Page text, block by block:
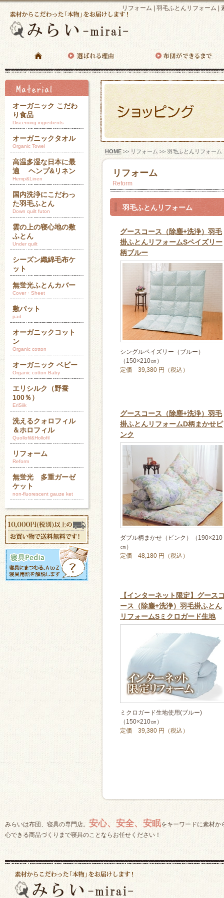
リフォーム | 羽毛ふとんリフォーム |
オーガニック こだわ
り食品
Discerning ingredients
オーガニックタオル
Organic Towel
高温多湿な日本に最
適 ヘンプ&リネン
Hemp&Linen
国内洗浄にこだわっ
た羽毛ふとん
Down quilt futon
雲の上の寝心地の敷
ふとん
Under quilt
シーズン織綿毛布ケ
ット
無蛍光ふとんカバー
Cover・Sheet
敷パット
pad
オーガニックコット
ン
Organic cotton
オーガニック ベビー
Organic cotton Baby
エリシルク（野蚕
100％）
EriSiik
洗えるクォロフィル
＆ホロフィル
Quollofil&Hollofil
リフォーム
Reform
無蛍光 多重ガーゼ
ケット
non-fluorescent gauze ket
HOME >> リフォーム >> 羽毛ふとんリフォーム
リフォーム
Reform
羽毛ふとんリフォーム
グースコース（除塵+洗浄）羽毛
掛ふとんリフォームSペイズリー
柄ブルー
シングルペイズリー（ブルー）
（150×210㎝）
定価 39,380 円（税込）
グースコース（除塵+洗浄）羽毛
掛ふとんリフォームD柄まかせピ
ンク
ダブル柄まかせ（ピンク）（190×210
㎝）
定価 48,180 円（税込）
【インターネット限定】グース
ース（除塵+洗浄）羽毛掛ふとん
リフォームSミクロガード生地
ミクロガード生地使用(ブルー)
（150×210㎝）
定価 39,380 円（税込）
みらいは布団、寝具の専門店。 安心、安全、安眠をキーワードに素材か
心できる商品づくりまで寝具のことならお任せください！